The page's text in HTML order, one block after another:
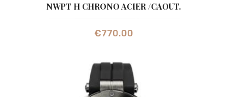
NWPT H CHRONO ACIER /CAOUT.
€770.00